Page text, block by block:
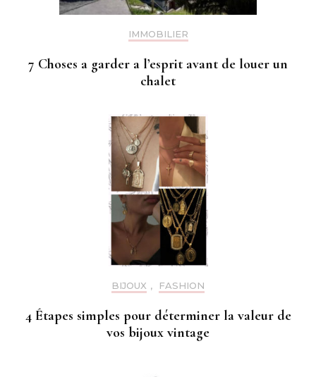
IMMOBILIER
7 Choses a garder a l’esprit avant de louer un
chalet
BIJOUX , FASHION
4 Étapes simples pour déterminer la valeur de
vos bijoux vintage